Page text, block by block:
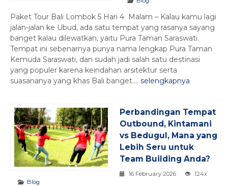
Paket Tour Bali Lombok 5 Hari 4 Malam – Kalau kamu lagi
jalan-jalan ke Ubud, ada satu tempat yang rasanya sayang
banget kalau dilewatkan, yaitu Pura Taman Saraswati.
Tempat ini sebenarnya punya nama lengkap Pura Taman
Kemuda Saraswati, dan sudah jadi salah satu destinasi
yang populer karena keindahan arsitektur serta
suasananya yang khas Bali banget.... selengkapnya
Perbandingan Tempat
Outbound, Kintamani
vs Bedugul, Mana yang
Lebih Seru untuk
Team Building Anda?
16 February 2026
124x
Blog